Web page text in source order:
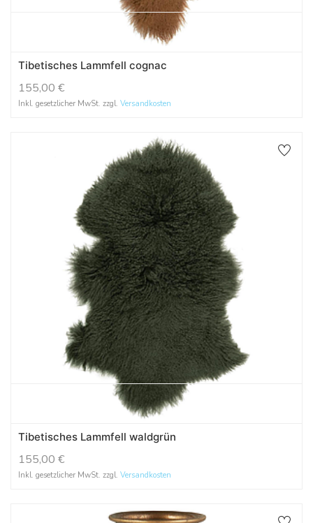
Tibetisches Lammfell cognac
155,00 €
Inkl. gesetzlicher MwSt. zzgl. Versandkosten
Tibetisches Lammfell waldgrün
155,00 €
Inkl. gesetzlicher MwSt. zzgl. Versandkosten